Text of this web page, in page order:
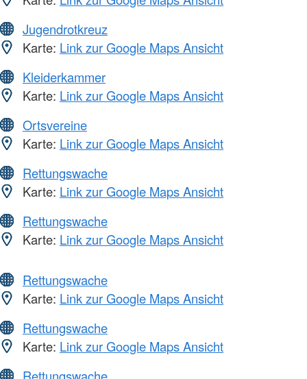
Jugendrotkreuz
Karte: Link zur Google Maps Ansicht
Kleiderkammer
Karte: Link zur Google Maps Ansicht
Ortsvereine
Karte: Link zur Google Maps Ansicht
Rettungswache
Karte: Link zur Google Maps Ansicht
Rettungswache
Karte: Link zur Google Maps Ansicht
Rettungswache
Karte: Link zur Google Maps Ansicht
Rettungswache
Karte: Link zur Google Maps Ansicht